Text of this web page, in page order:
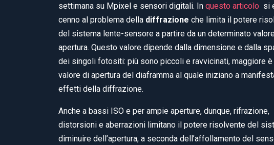
settimana su Mpixel e sensori digitali. In questo articolo si
cenno al problema della diffrazione che limita il potere
del sistema lente-sensore a partire da un determinato
apertura. Questo valore dipende dalla dimensione e dalla
dei singoli fotositi: più sono piccoli e ravvicinati, maggiore
valore di apertura del diaframma al quale iniziano a
effetti della diffrazione.
Anche a bassi ISO e per ampie aperture, dunque, rifrazione,
distorsioni e aberrazioni limitano il potere risolvente del
diminuire dell’apertura, a seconda dell’affollamento del